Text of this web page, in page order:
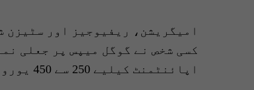
امیگریشن، ریفیوجیز اور سٹیزن
کسی شخص نے گوگل میپس پر جعلی
اپائنٹمنٹ کیلیے 250 سے 450 یورو تک وصول کرنے کی کوشش کی۔